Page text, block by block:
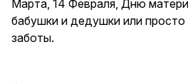
Марта, 14 Февраля, Дню
бабушки и дедушки или просто
заботы.